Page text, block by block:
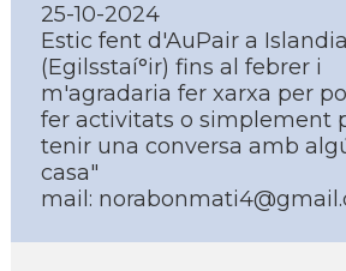
25-10-2024
Estic fent d'AuPair a Islandia
(Egilsstaí°ir) fins al febrer i
m'agradaria fer xarxa per
fer activitats o simplement
tenir una conversa amb
casa"
mail: